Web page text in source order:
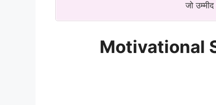
जो
Motivational